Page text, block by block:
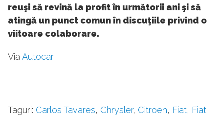
reuşi să revină la profit în următorii ani şi să
atingă un punct comun în discuţiile privind o
viitoare colaborare.
ViaAutocar
Taguri: Carlos Tavares, Chrysler, Citroen, Fiat, Fiat